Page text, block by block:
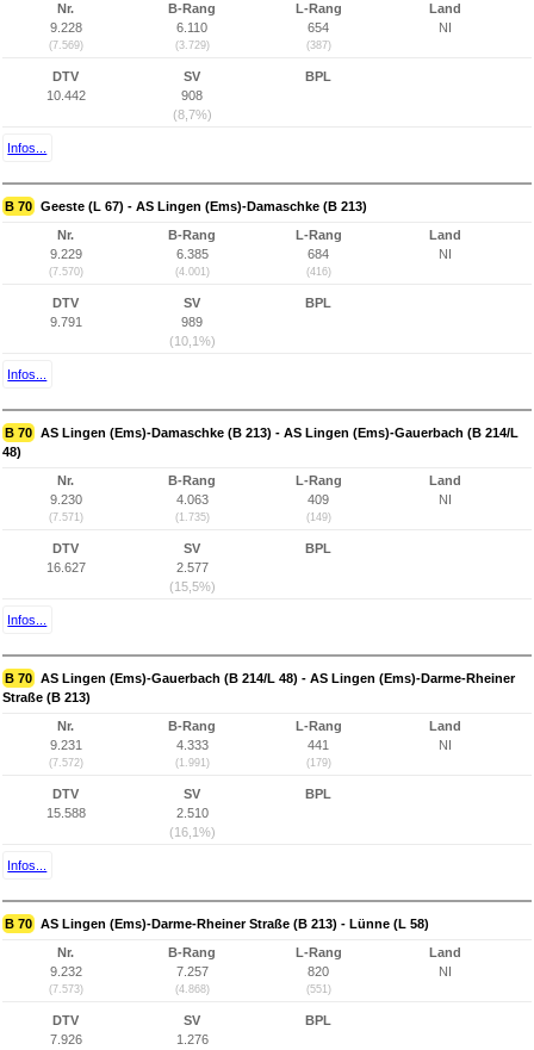
Nr.
9.228
(7.569)
B-Rang
6.110
(3.729)
L-Rang
654
(387)
Land
NI
DTV
10.442
SV
908
(8,7%)
BPL
Infos...
B 70 Geeste (L 67) - AS Lingen (Ems)-Damaschke (B 213)
Nr.
9.229
(7.570)
B-Rang
6.385
(4.001)
L-Rang
684
(416)
Land
NI
DTV
9.791
SV
989
(10,1%)
BPL
Infos...
B 70 AS Lingen (Ems)-Damaschke (B 213) - AS Lingen (Ems)-Gauerbach (B 214/L
48)
Nr.
9.230
(7.571)
B-Rang
4.063
(1.735)
L-Rang
409
(149)
Land
NI
DTV
16.627
SV
2.577
(15,5%)
BPL
Infos...
B 70 AS Lingen (Ems)-Gauerbach (B 214/L 48) - AS Lingen (Ems)-Darme-Rheiner
Straße (B 213)
Nr.
9.231
(7.572)
B-Rang
4.333
(1.991)
L-Rang
441
(179)
Land
NI
DTV
15.588
SV
2.510
(16,1%)
BPL
Infos...
B 70 AS Lingen (Ems)-Darme-Rheiner Straße (B 213) - Lünne (L 58)
Nr.
9.232
(7.573)
B-Rang
7.257
(4.868)
L-Rang
820
(551)
Land
NI
DTV
7.926
SV
1.276
BPL